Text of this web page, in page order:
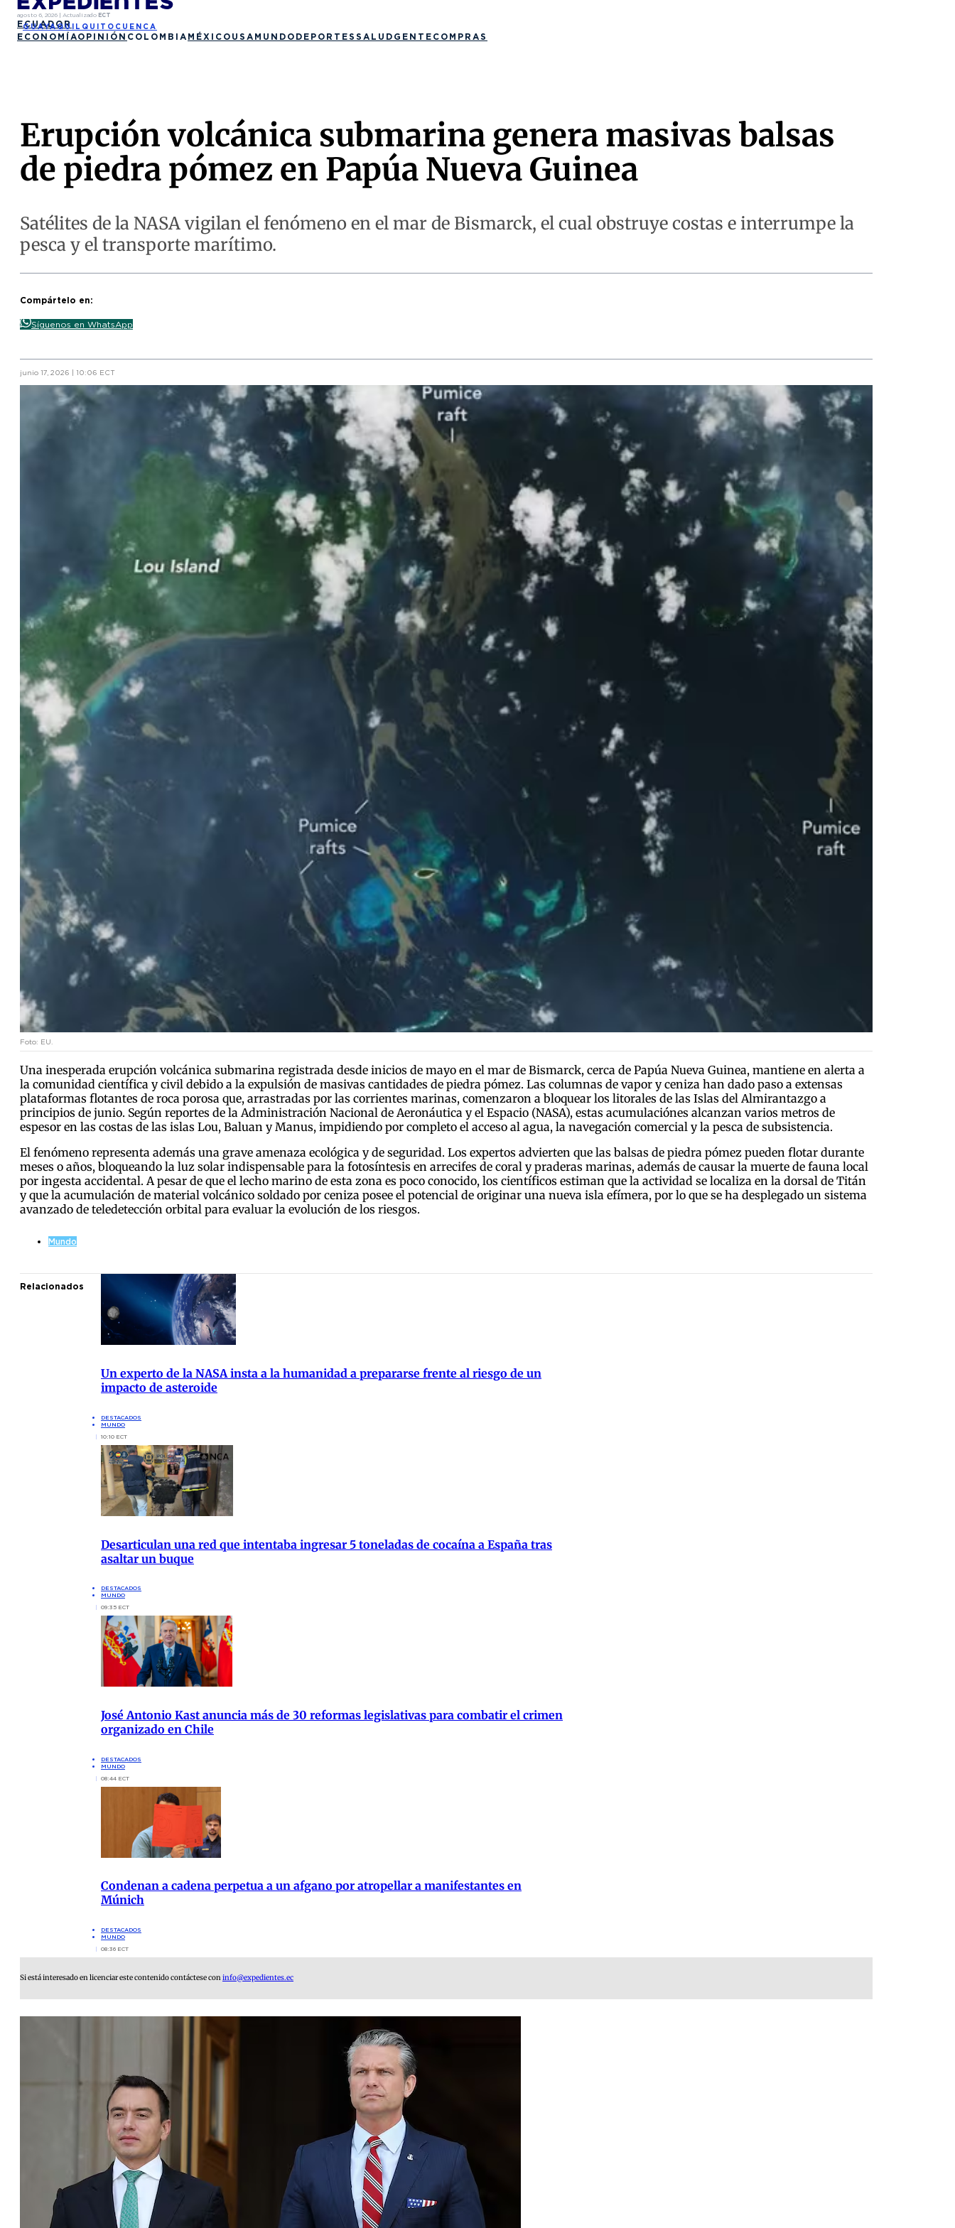
agosto 6, 2026 | Actualizado ECT
ECUADOR
GUAYAQUIL QUITO CUENCA
ECONOMÍAOPINIÓN COLOMBIA MÉXICO USA MUNDO DEPORTES SALUD GENTE COMPRAS
Erupción volcánica submarina genera masivas balsas
de piedra pómez en Papúa Nueva Guinea
Satélites de la NASA vigilan el fenómeno en el mar de Bismarck, el cual obstruye costas e interrumpe la
pesca y el transporte marítimo.
Compártelo en:
Síguenos en WhatsApp
junio 17, 2026 | 10:06 ECT
Foto: EU.
Una inesperada erupción volcánica submarina registrada desde inicios de mayo en el mar de Bismarck, cerca de Papúa Nueva Guinea, mantiene en alerta a
la comunidad científica y civil debido a la expulsión de masivas cantidades de piedra pómez. Las columnas de vapor y ceniza han dado paso a extensas
plataformas flotantes de roca porosa que, arrastradas por las corrientes marinas, comenzaron a bloquear los litorales de las Islas del Almirantazgo a
principios de junio. Según reportes de la Administración Nacional de Aeronáutica y el Espacio (NASA), estas acumulaciónes alcanzan varios metros de
espesor en las costas de las islas Lou, Baluan y Manus, impidiendo por completo el acceso al agua, la navegación comercial y la pesca de subsistencia.
El fenómeno representa además una grave amenaza ecológica y de seguridad. Los expertos advierten que las balsas de piedra pómez pueden flotar durante
meses o años, bloqueando la luz solar indispensable para la fotosíntesis en arrecifes de coral y praderas marinas, además de causar la muerte de fauna local
por ingesta accidental. A pesar de que el lecho marino de esta zona es poco conocido, los científicos estiman que la actividad se localiza en la dorsal de Titán
y que la acumulación de material volcánico soldado por ceniza posee el potencial de originar una nueva isla efímera, por lo que se ha desplegado un sistema
avanzado de teledetección orbital para evaluar la evolución de los riesgos.
Mundo
Relacionados
Un experto de la NASA insta a la humanidad a prepararse frente al riesgo de un
impacto de asteroide
DESTACADOS
MUNDO
10:10 ECT
Desarticulan una red que intentaba ingresar 5 toneladas de cocaína a España tras
asaltar un buque
DESTACADOS
MUNDO
09:35 ECT
José Antonio Kast anuncia más de 30 reformas legislativas para combatir el crimen
organizado en Chile
DESTACADOS
MUNDO
08:44 ECT
Condenan a cadena perpetua a un afgano por atropellar a manifestantes en
Múnich
DESTACADOS
MUNDO
08:36 ECT
Si está interesado en licenciar este contenido contáctese coninfo@expedientes.ec